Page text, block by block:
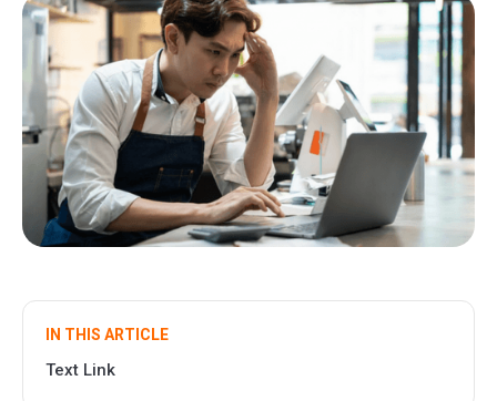
IN THIS ARTICLE
Text Link